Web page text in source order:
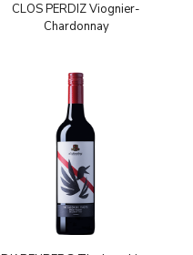
CLOS PERDIZ Viognier-
Chardonnay